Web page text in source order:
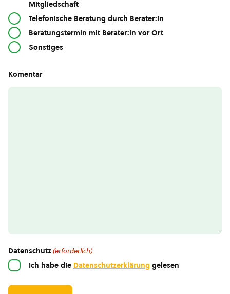
Mitgliedschaft
Telefonische Beratung durch Berater:in
Beratungstermin mit Berater:in vor Ort
Sonstiges
Komentar
Datenschutz(erforderlich)
Ich habe die Datenschutzerklärung gelesen